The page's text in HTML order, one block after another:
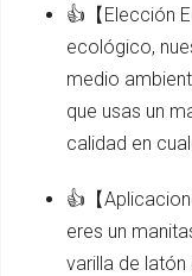
👍【Elección
ecológico,
medio
que usas un
calidad en
👍【
eres un
varilla de